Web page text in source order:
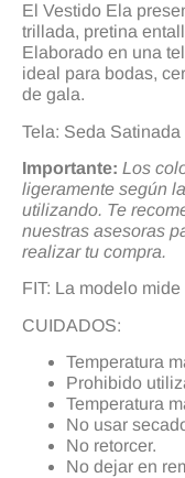
El Vestido Ela
trillada, pretina
Elaborado en una
ideal para bodas,
de gala.
Tela: Seda Satinada
Importante: Los
ligeramente según
utilizando. Te
nuestras asesoras
realizar tu compra.
FIT: La modelo
CUIDADOS:
Temperatura
Prohibido
Temperatura
No usar
No retorcer.
No dejar en